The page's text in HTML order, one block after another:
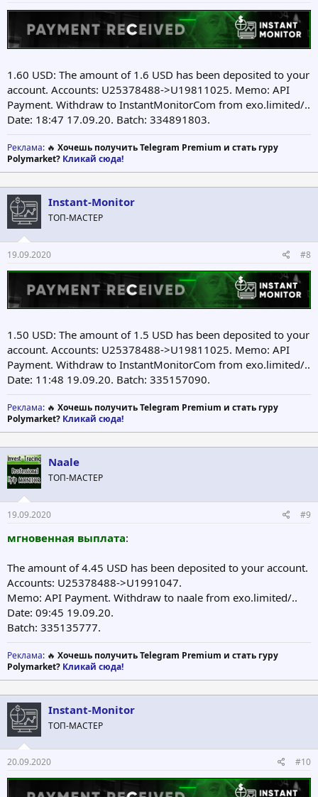
1.60 USD: The amount of 1.6 USD has been deposited to your
account. Accounts: U25378488->U19811025. Memo: API
Payment. Withdraw to InstantMonitorCom from exo.limited/..
Date: 18:47 17.09.20. Batch: 334891803.
Реклама: 🔥 Хочешь получить Telegram Premium и стать гуру
Polymarket? Кликай сюда!
Instant-Monitor
ТОП-МАСТЕР
19.09.2020 #8
1.50 USD: The amount of 1.5 USD has been deposited to your
account. Accounts: U25378488->U19811025. Memo: API
Payment. Withdraw to InstantMonitorCom from exo.limited/..
Date: 11:48 19.09.20. Batch: 335157090.
Реклама: 🔥 Хочешь получить Telegram Premium и стать гуру
Polymarket? Кликай сюда!
Naale
ТОП-МАСТЕР
19.09.2020 #9
мгновенная выплата:
The amount of 4.45 USD has been deposited to your account.
Accounts: U25378488->U1991047.
Memo: API Payment. Withdraw to naale from exo.limited/..
Date: 09:45 19.09.20.
Batch: 335135777.
Реклама: 🔥 Хочешь получить Telegram Premium и стать гуру
Polymarket? Кликай сюда!
Instant-Monitor
ТОП-МАСТЕР
20.09.2020 #10